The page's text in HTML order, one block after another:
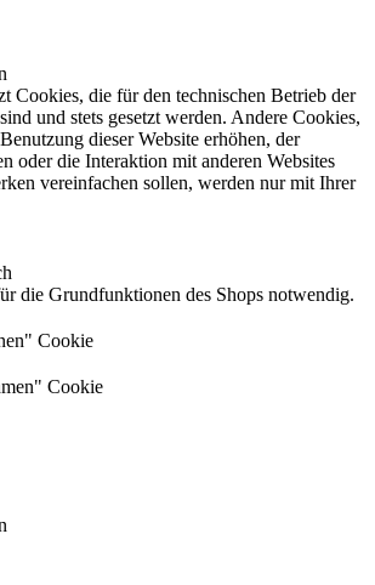
Cookies, die für den technischen Betrieb der
und stets gesetzt werden. Andere Cookies,
dieser Website erhöhen, der
oder die Interaktion mit anderen Websites
vereinfachen sollen, werden nur mit Ihrer
die Grundfunktionen des Shops notwendig.
Cookie
Cookie